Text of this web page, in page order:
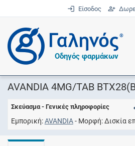
Είσοδος
®
Οδηγός φαρμάκων
AVANDIA 4MG/TAB
Σκεύασμα - Γενικές πληροφορίες
Εμπορική AVANDIA Μορφή Δισκία